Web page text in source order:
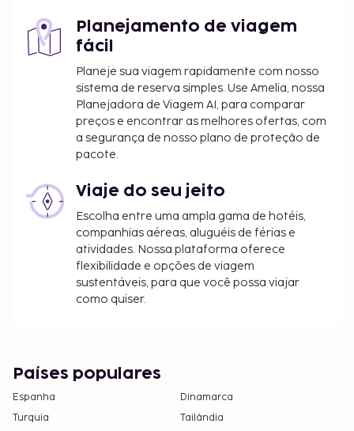
Todas as pessoas alojadas, incluindo crianças,
deverão estar presentes durante o registo de
entrada e exibir o respetivo documento de
identificação ou passaporte.
Devido às regulamentações nacionais, as
transações em numerário neste alojamento
não poderão exceder 5000 EUR. Para mais
dos dados que constam na confirmação de
reserva.
Planejamento de viagem
fácil
Planeje sua viagem rapidamente com nosso
sistema de reserva simples. Use Amelia, nossa
Planejadora de Viagem AI, para comparar
preços e encontrar as melhores ofertas, com
a segurança de nosso plano de proteção de
pacote.
Viaje do seu jeito
Escolha entre uma ampla gama de hotéis,
companhias aéreas, aluguéis de férias e
atividades. Nossa plataforma oferece
flexibilidade e opções de viagem
sustentáveis, para que você possa viajar
como quiser.
Países populares
Espanha
Dinamarca
Turquia
Tailândia